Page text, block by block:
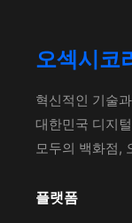
오섹시코
혁신적인 기술
대한민국 디지
모두의 백화점,
플랫폼